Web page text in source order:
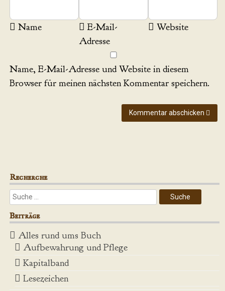
Name
E-Mail-
Adresse
Website
Name, E-Mail-Adresse und Website in diesem
Browser für meinen nächsten Kommentar speichern.
Kommentar abschicken
Recherche
Beiträge
Alles rund ums Buch
Aufbewahrung und Pflege
Kapitalband
Lesezeichen